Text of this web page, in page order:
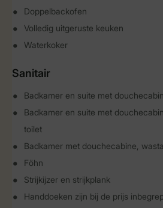
Doppelbackofen
Volledig uitgeruste keuken
Waterkoker
Sanitair
Badkamer en suite met
Badkamer en suite met
toilet
Badkamer met douchecabine,
Föhn
Strijkijzer en strijkplank
Handdoeken zijn bij de prijs